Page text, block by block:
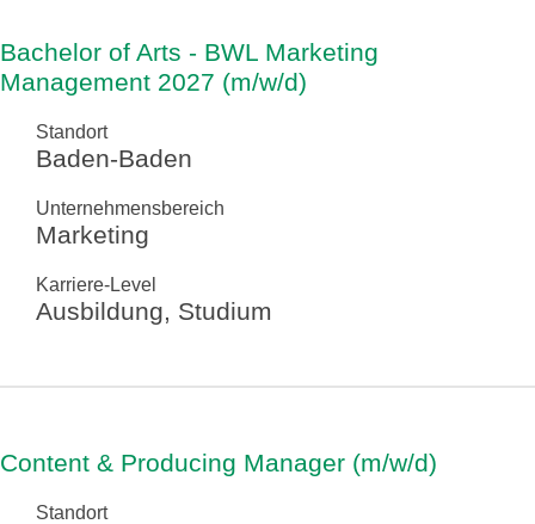
Bachelor of Arts - BWL Marketing
Management 2027 (m/w/d)
Standort
Baden-Baden
Unternehmensbereich
Marketing
Karriere-Level
Ausbildung, Studium
Content & Producing Manager (m/w/d)
Standort